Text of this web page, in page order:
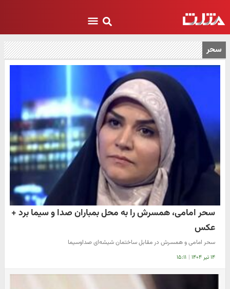
سحر
سحر امامی، همسرش را به محل بمباران صدا و سیما برد +
عکس
سحر امامی و همسرش در مقابل ساختمان شیشه‌ای صداوسیما
۱۴ تیر ۱۴۰۴ | ۱۵:۱۱